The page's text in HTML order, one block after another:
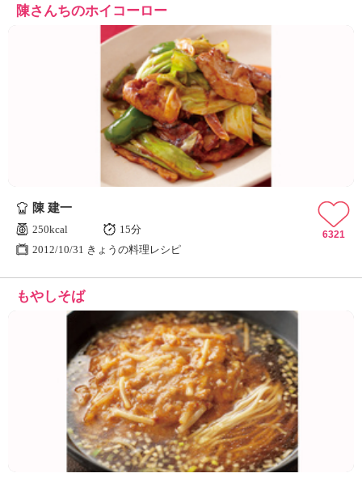
陳さんちのホイコーロー
陳 建一
250kcal
15分
2012/10/31 きょうの料理レシピ
6321
もやしそば